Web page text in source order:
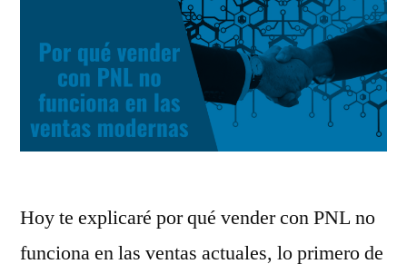
Hoy te explicaré por qué vender con PNL no
funciona en las ventas actuales, lo primero de